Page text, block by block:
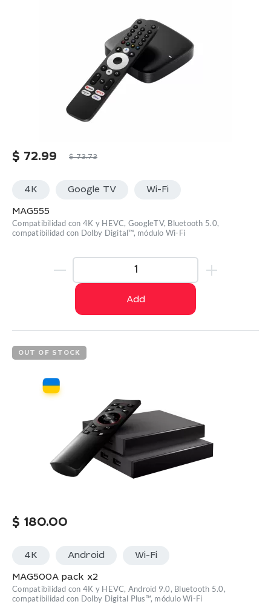
$ 72.99 $73.73
4K Google TV Wi-Fi
MAG555
Compatibilidad con 4K y HEVC, GoogleTV, Bluetooth 5.0,
compatibilidad con Dolby Digital™, módulo Wi-Fi
Add
OUT OF STOCK
$ 180.00
4K Android Wi-Fi
MAG500A pack x2
Compatibilidad con 4K y HEVC, Android 9.0, Bluetooth 5.0,
compatibilidad con Dolby Digital Plus™, módulo Wi-Fi